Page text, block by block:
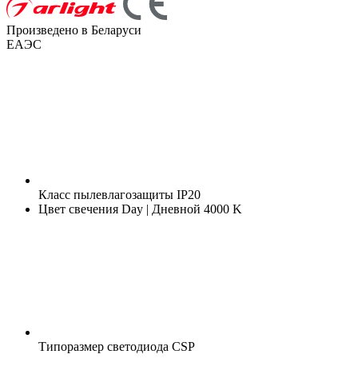
Произведено в Беларуси
ЕАЭС
Класс пылевлагозащиты IP20
Цвет свечения Day | Дневной 4000 K
Типоразмер светодиода CSP